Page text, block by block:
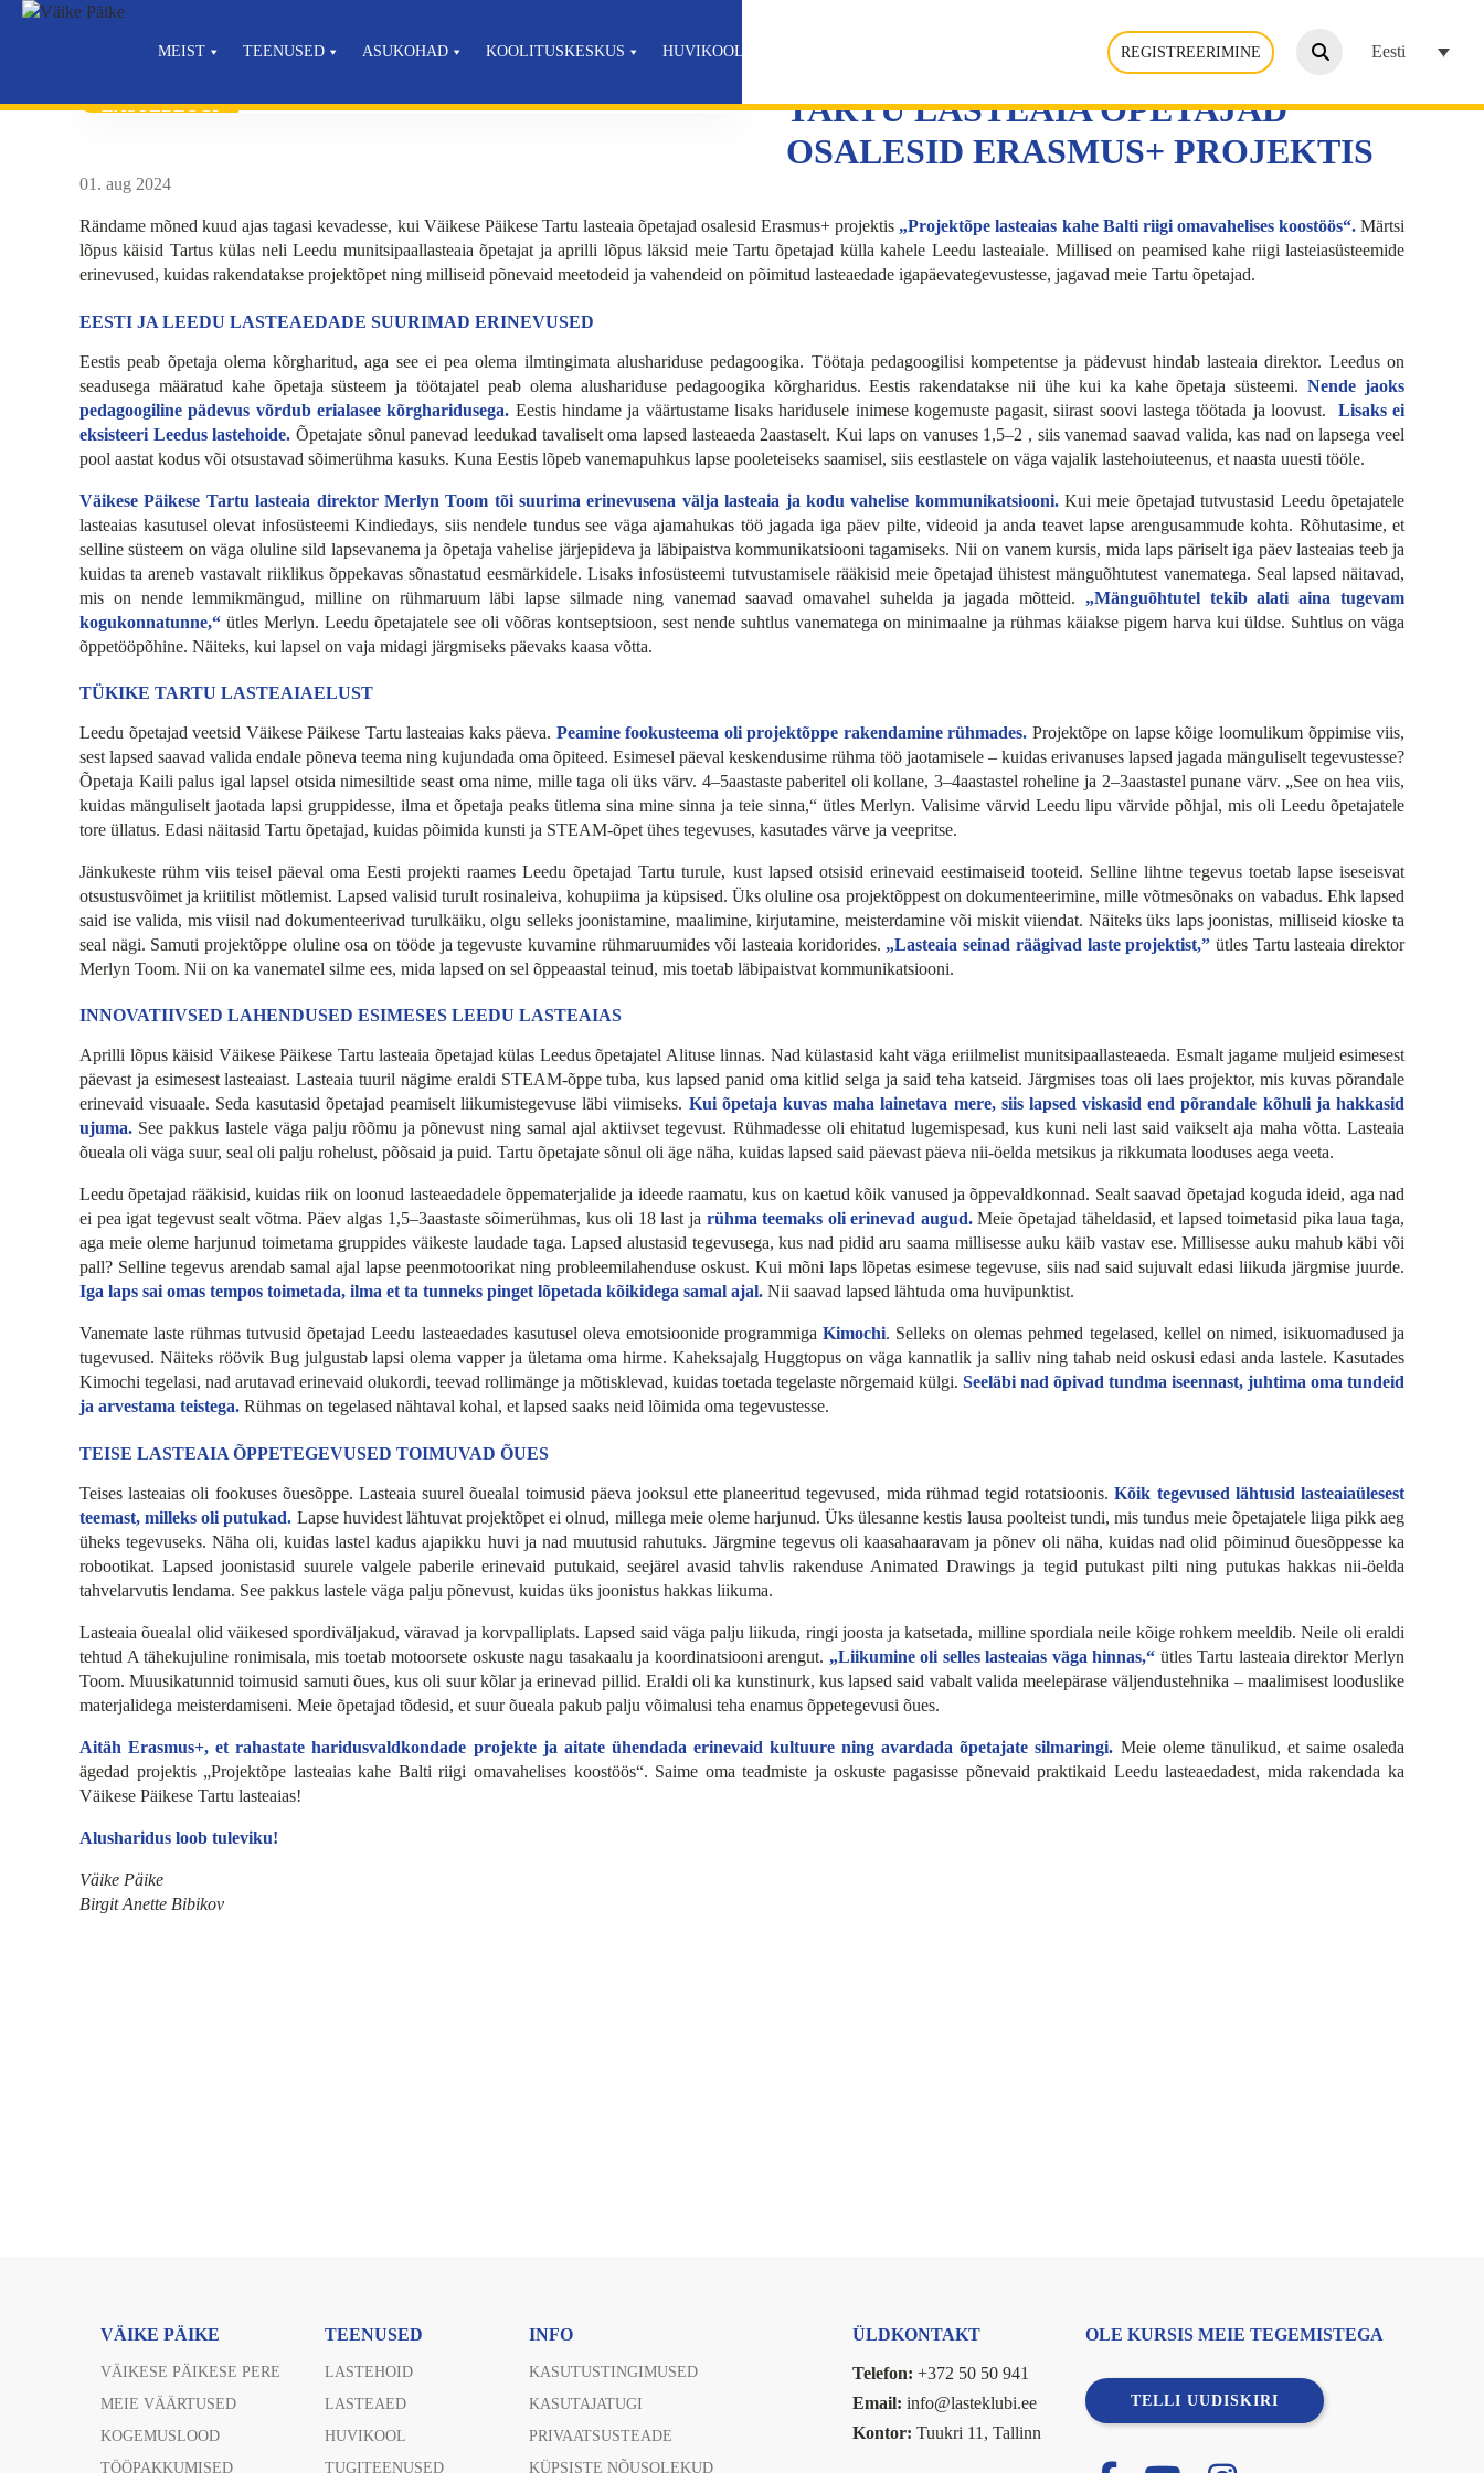
MEIST TEENUSED ASUKOHAD KOOLITUSKESKUS HUVIKOOL REGISTREERIMINE
Otsi:
Eesti
LASTEBLOGI TARTU LASTEAIA ÕPETAJAD OSALESID ERASMUS+ PROJEKTIS
LASTEBLOGI
TARTU LASTEAIA ÕPETAJAD
OSALESID ERASMUS+ PROJEKTIS
01. aug 2024
Rändame mõned kuud ajas tagasi kevadesse, kui Väikese Päikese Tartu lasteaia õpetajad osalesid Erasmus+ projektis „Projektõpe lasteaias kahe Balti riigi omavahelises koostöös“.Märtsi
lõpus käisid Tartus külas neli Leedu munitsipaallasteaia õpetajat ja aprilli lõpus läksid meie Tartu õpetajad külla kahele Leedu lasteaiale. Millised on peamised kahe riigi lasteiasüsteemide
erinevused, kuidas rakendatakse projektõpet ning milliseid põnevaid meetodeid ja vahendeid on põimitud lasteaedade igapäevategevustesse, jagavad meie Tartu õpetajad.
EESTI JA LEEDU LASTEAEDADE SUURIMAD ERINEVUSED
Eestis peab õpetaja olema kõrgharitud, aga see ei pea olema ilmtingimata alushariduse pedagoogika. Töötaja pedagoogilisi kompetentse ja pädevust hindab lasteaia direktor. Leedus on
seadusega määratud kahe õpetaja süsteem ja töötajatel peab olema alushariduse pedagoogika kõrgharidus. Eestis rakendatakse nii ühe kui ka kahe õpetaja süsteemi.Nende jaoks
pedagoogiline pädevus võrdub erialasee kõrgharidusega. Eestis hindame ja väärtustame lisaks haridusele inimese kogemuste pagasit, siirast soovi lastega töötada ja loovust.
Lisaks ei
eksisteeri Leedus lastehoide. Õpetajate sõnul panevad leedukad tavaliselt oma lapsed lasteaeda 2aastaselt. Kui laps on vanuses 1,5–2 , siis vanemad saavad valida, kas nad on lapsega veel
pool aastat kodus või otsustavad sõimerühma kasuks. Kuna Eestis lõpeb vanemapuhkus lapse pooleteiseks saamisel, siis eestlastele on väga vajalik lastehoiuteenus, et naasta uuesti tööle.
Väikese Päikese Tartu lasteaia direktor Merlyn Toom tõi suurima erinevusena välja lasteaia ja kodu vahelise kommunikatsiooni.Kui meie õpetajad tutvustasid Leedu õpetajatele
lasteaias kasutusel olevat infosüsteemi Kindiedays, siis nendele tundus see väga ajamahukas töö jagada iga päev pilte, videoid ja anda teavet lapse arengusammude kohta. Rõhutasime, et
selline süsteem on väga oluline sild lapsevanema ja õpetaja vahelise järjepideva ja läbipaistva kommunikatsiooni tagamiseks. Nii on vanem kursis, mida laps päriselt iga päev lasteaias teeb ja
kuidas ta areneb vastavalt riiklikus õppekavas sõnastatud eesmärkidele. Lisaks infosüsteemi tutvustamisele rääkisid meie õpetajad ühistest mänguõhtutest vanematega. Seal lapsed näitavad,
mis on nende lemmikmängud, milline on rühmaruum läbi lapse silmade ning vanemad saavad omavahel suhelda ja jagada mõtteid. „Mänguõhtutel tekib alati aina tugevam
kogukonnatunne,“ ütles Merlyn. Leedu õpetajatele see oli võõras kontseptsioon, sest nende suhtlus vanematega on minimaalne ja rühmas käiakse pigem harva kui üldse. Suhtlus on väga
õppetööpõhine. Näiteks, kui lapsel on vaja midagi järgmiseks päevaks kaasa võtta.
TÜKIKE TARTU LASTEAIAELUST
Leedu õpetajad veetsid Väikese Päikese Tartu lasteaias kaks päeva. Peamine fookusteema oli projektõppe rakendamine rühmades. Projektõpe on lapse kõige loomulikum õppimise viis,
sest lapsed saavad valida endale põneva teema ning kujundada oma õpiteed. Esimesel päeval keskendusime rühma töö jaotamisele – kuidas erivanuses lapsed jagada mänguliselt tegevustesse?
Õpetaja Kaili palus igal lapsel otsida nimesiltide seast oma nime, mille taga oli üks värv. 4–5aastaste paberitel oli kollane, 3–4aastastel roheline ja 2–3aastastel punane värv. „See on hea viis,
kuidas mänguliselt jaotada lapsi gruppidesse, ilma et õpetaja peaks ütlema sina mine sinna ja teie sinna,“ ütles Merlyn. Valisime värvid Leedu lipu värvide põhjal, mis oli Leedu õpetajatele
tore üllatus. Edasi näitasid Tartu õpetajad, kuidas põimida kunsti ja STEAM-õpet ühes tegevuses, kasutades värve ja veepritse.
Jänkukeste rühm viis teisel päeval oma Eesti projekti raames Leedu õpetajad Tartu turule, kust lapsed otsisid erinevaid eestimaiseid tooteid. Selline lihtne tegevus toetab lapse iseseisvat
otsustusvõimet ja kriitilist mõtlemist. Lapsed valisid turult rosinaleiva, kohupiima ja küpsised. Üks oluline osa projektõppest on dokumenteerimine, mille võtmesõnaks on vabadus. Ehk lapsed
said ise valida, mis viisil nad dokumenteerivad turulkäiku, olgu selleks joonistamine, maalimine, kirjutamine, meisterdamine või miskit viiendat. Näiteks üks laps joonistas, milliseid kioske ta
seal nägi. Samuti projektõppe oluline osa on tööde ja tegevuste kuvamine rühmaruumides või lasteaia koridorides. „Lasteaia seinad räägivad laste projektist,” ütles Tartu lasteaia direktor
Merlyn Toom. Nii on ka vanematel silme ees, mida lapsed on sel õppeaastal teinud, mis toetab läbipaistvat kommunikatsiooni.
INNOVATIIVSED LAHENDUSED ESIMESES LEEDU LASTEAIAS
Aprilli lõpus käisid Väikese Päikese Tartu lasteaia õpetajad külas Leedus õpetajatel Alituse linnas. Nad külastasid kaht väga eriilmelist munitsipaallasteaeda. Esmalt jagame muljeid esimesest
päevast ja esimesest lasteaiast. Lasteaia tuuril nägime eraldi STEAM-õppe tuba, kus lapsed panid oma kitlid selga ja said teha katseid. Järgmises toas oli laes projektor, mis kuvas põrandale
erinevaid visuaale. Seda kasutasid õpetajad peamiselt liikumistegevuse läbi viimiseks. Kui õpetaja kuvas maha lainetava mere, siis lapsed viskasid end põrandale kõhuli ja hakkasid
ujuma. See pakkus lastele väga palju rõõmu ja põnevust ning samal ajal aktiivset tegevust. Rühmadesse oli ehitatud lugemispesad, kus kuni neli last said vaikselt aja maha võtta. Lasteaia
õueala oli väga suur, seal oli palju rohelust, põõsaid ja puid. Tartu õpetajate sõnul oli äge näha, kuidas lapsed said päevast päeva nii-öelda metsikus ja rikkumata looduses aega veeta.
Leedu õpetajad rääkisid, kuidas riik on loonud lasteaedadele õppematerjalide ja ideede raamatu, kus on kaetud kõik vanused ja õppevaldkonnad. Sealt saavad õpetajad koguda ideid, aga nad
ei pea igat tegevust sealt võtma. Päev algas 1,5–3aastaste sõimerühmas, kus oli 18 last ja rühma teemaks oli erinevad augud.Meie õpetajad täheldasid, et lapsed toimetasid pika laua taga,
aga meie oleme harjunud toimetama gruppides väikeste laudade taga. Lapsed alustasid tegevusega, kus nad pidid aru saama millisesse auku käib vastav ese. Millisesse auku mahub käbi või
pall? Selline tegevus arendab samal ajal lapse peenmotoorikat ning probleemilahenduse oskust. Kui mõni laps lõpetas esimese tegevuse, siis nad said sujuvalt edasi liikuda järgmise juurde.
Iga laps sai omas tempos toimetada, ilma et ta tunneks pinget lõpetada kõikidega samal ajal. Nii saavad lapsed lähtuda oma huvipunktist.
Vanemate laste rühmas tutvusid õpetajad Leedu lasteaedades kasutusel oleva emotsioonide programmigaKimochi. Selleks on olemas pehmed tegelased, kellel on nimed, isikuomadused ja
tugevused. Näiteks röövik Bug julgustab lapsi olema vapper ja ületama oma hirme. Kaheksajalg Huggtopus on väga kannatlik ja salliv ning tahab neid oskusi edasi anda lastele. Kasutades
Kimochi tegelasi, nad arutavad erinevaid olukordi, teevad rollimänge ja mõtisklevad, kuidas toetada tegelaste nõrgemaid külgi. Seeläbi nad õpivad tundma iseennast, juhtima oma tundeid
ja arvestama teistega. Rühmas on tegelased nähtaval kohal, et lapsed saaks neid lõimida oma tegevustesse.
TEISE LASTEAIA ÕPPETEGEVUSED TOIMUVAD ÕUES
Teises lasteaias oli fookuses õuesõppe. Lasteaia suurel õuealal toimusid päeva jooksul ette planeeritud tegevused, mida rühmad tegid rotatsioonis.Kõik tegevused lähtusid lasteaiaülesest
teemast, milleks oli putukad. Lapse huvidest lähtuvat projektõpet ei olnud, millega meie oleme harjunud. Üks ülesanne kestis lausa poolteist tundi, mis tundus meie õpetajatele liiga pikk aeg
üheks tegevuseks. Näha oli, kuidas lastel kadus ajapikku huvi ja nad muutusid rahutuks. Järgmine tegevus oli kaasahaaravam ja põnev oli näha, kuidas nad olid põiminud õuesõppesse ka
robootikat. Lapsed joonistasid suurele valgele paberile erinevaid putukaid, seejärel avasid tahvlis rakenduse Animated Drawings ja tegid putukast pilti ning putukas hakkas nii-öelda
tahvelarvutis lendama. See pakkus lastele väga palju põnevust, kuidas üks joonistus hakkas liikuma.
Lasteaia õuealal olid väikesed spordiväljakud, väravad ja korvpalliplats. Lapsed said väga palju liikuda, ringi joosta ja katsetada, milline spordiala neile kõige rohkem meeldib. Neile oli eraldi
tehtud A tähekujuline ronimisala, mis toetab motoorsete oskuste nagu tasakaalu ja koordinatsiooni arengut. „Liikumine oli selles lasteaias väga hinnas,“ ütles Tartu lasteaia direktor Merlyn
Toom. Muusikatunnid toimusid samuti õues, kus oli suur kõlar ja erinevad pillid. Eraldi oli ka kunstinurk, kus lapsed said vabalt valida meelepärase väljendustehnika – maalimisest looduslike
materjalidega meisterdamiseni. Meie õpetajad tõdesid, et suur õueala pakub palju võimalusi teha enamus õppetegevusi õues.
Aitäh Erasmus+, et rahastate haridusvaldkondade projekte ja aitate ühendada erinevaid kultuure ning avardada õpetajate silmaringi. Meie oleme tänulikud, et saime osaleda
ägedad projektis „Projektõpe lasteaias kahe Balti riigi omavahelises koostöös“. Saime oma teadmiste ja oskuste pagasisse põnevaid praktikaid Leedu lasteaedadest, mida rakendada ka
Väikese Päikese Tartu lasteaias!
Alusharidus loob tuleviku!
Väike Päike
Birgit Anette Bibikov
VÄIKE PÄIKE
VÄIKESE PÄIKESE PERE
MEIE VÄÄRTUSED
KOGEMUSLOOD
TÖÖPAKKUMISED
TEENUSED
LASTEHOID
LASTEAED
HUVIKOOL
TUGITEENUSED
INFO
KASUTUSTINGIMUSED
KASUTAJATUGI
PRIVAATSUSTEADE
KÜPSISTE NÕUSOLEKUD
ÜLDKONTAKT
Telefon: +372 50 50 941
Email: info@lasteklubi.ee
Kontor: Tuukri 11, Tallinn
OLE KURSIS MEIE TEGEMISTEGA
TELLI UUDISKIRI